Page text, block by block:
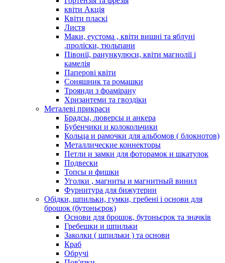
квіти Акція
Квіти пласкі
Листя
Маки, еустома , квіти вишні та яблуні
,проліски, тюльпани
Півонії, ранункулюси, квіти магнолії і
камелія
Паперові квіти
Соняшник та ромашки
Троянди з фоамірану
Хризантеми та гвоздіки
Металеві прикраси
Брадсы, люверсы и анкера
Бубенчики и колокольчики
Кольца и рамочки для альбомов ( блокнотов)
Металлические коннекторы
Петли и замки для фоторамок и шкатулок
Подвески
Топсы и фишки
Уголки , магниты и магнитный винил
Фурнитура для бижутерии
Обідки, шпильки, гумки, гребені і основи для
брошок (бутоньєрок)
Основи для брошок, бутоньєрок та значків
Гребешки и шпильки
Заколки ( шпильки ) та основи
Краб
Обручі